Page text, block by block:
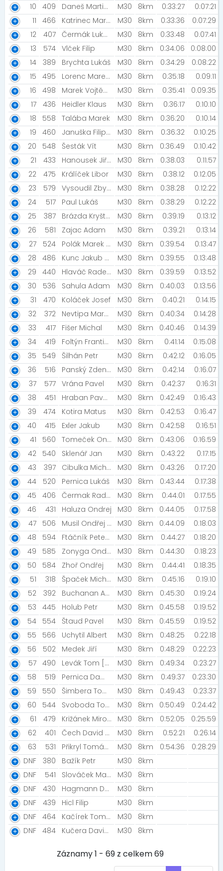
10
409 Daneš Martin [Rozběháme Břeclav] M30 8km 0:33:27
0:07:21
11
466 Katrinec Marek M30 8km 0:33:36
0:07:29
12
407 Čermák Lukáš [NN2024] M30 8km 0:33:48
0:07:41
13
574 Vlček Filip M30 8km 0:34:06
0:08:00
14
389 Brychta Lukáš M30 8km 0:34:29
0:08:22
15
495 Lorenc Marek [Šneci v běhu] M30 8km 0:35:18
0:09:11
16
498 Marek Vojtěch [NN2023] M30 8km 0:35:41
0:09:35
17
436 Heidler Klaus M30 8km 0:36:17
0:10:10
18
558 Talába Marek M30 8km 0:36:20
0:10:14
19
460 Januška Filip [Rozběháme Břeclav ] M30 8km 0:36:32
0:10:25
20
548 Šesták Vít M30 8km 0:36:49
0:10:42
21
433 Hanousek Jiří [Road racing Podorlicko] M30 8km 0:38:03
0:11:57
22
475 Králíček Libor M30 8km 0:38:12
0:12:05
23
579 Vysoudil Zbyněk M30 8km 0:38:28
0:12:22
24
517 Paul Lukáš M30 8km 0:38:29
0:12:22
25
387 Brázda Kryštof [Rozbehamebrno ] M30 8km 0:39:19
0:13:12
26
581 Zajac Adam M30 8km 0:39:21
0:13:14
27
524 Polák Marek [Kajesy] M30 8km 0:39:54
0:13:47
28
486 Kunc Jakub [FC Barcelona] M30 8km 0:39:55
0:13:48
29
440 Hlaváč Radek [Kyjov ] M30 8km 0:39:59
0:13:52
30
536 Sahula Adam M30 8km 0:40:03
0:13:56
31
470 Koláček Josef M30 8km 0:40:21
0:14:15
32
372 Nevtipa Marek [Spašené Veverky] M30 8km 0:40:34
0:14:28
33
417 Fišer Michal M30 8km 0:40:46
0:14:39
34
419 Foltýn František M30 8km 0:41:14
0:15:08
35
549 Šilhán Petr M30 8km 0:42:12
0:16:05
36
516 Panský Zdeněk [Prostě běž!] M30 8km 0:42:14
0:16:07
37
577 Vrána Pavel M30 8km 0:42:37
0:16:31
38
451 Hraban Pavel [Hodor] M30 8km 0:42:49
0:16:43
39
474 Kotira Matus M30 8km 0:42:53
0:16:47
40
415 Exler Jakub M30 8km 0:42:58
0:16:51
41
560 Tomeček Ondřej [babráci] M30 8km 0:43:06
0:16:59
42
540 Sklenář Jan M30 8km 0:43:22
0:17:15
43
397 Cibulka Michal M30 8km 0:43:26
0:17:20
44
520 Pernica Lukáš M30 8km 0:43:44
0:17:38
45
406 Čermak Radim M30 8km 0:44:01
0:17:55
46
431 Haluza Ondrej M30 8km 0:44:05
0:17:58
47
506 Musil Ondřej [AK Bastr Atlets] M30 8km 0:44:09
0:18:03
48
594 Ftáčník Peter [JASTRABANI] M30 8km 0:44:27
0:18:20
49
585 Zonyga Ondřej [TJ Věchnov] M30 8km 0:44:30
0:18:23
50
584 Zhoř Ondřej M30 8km 0:44:41
0:18:35
51
318 Špaček Michal [JASTRABANIA] M30 8km 0:45:16
0:19:10
52
392 Buchanan Andrew M30 8km 0:45:30
0:19:24
53
445 Holub Petr M30 8km 0:45:58
0:19:52
54
554 Štaud Pavel M30 8km 0:45:59
0:19:52
55
566 Uchytil Albert M30 8km 0:48:25
0:22:18
56
502 Medek Jiří M30 8km 0:48:29
0:22:23
57 490 Levák Tom [Rozběháme Břeclav] M30 8km 0:49:34
0:23:27
58
519 Pernica Damián M30 8km 0:49:37
0:23:30
59
550 Šimbera Tomáš [EXTRA Brno] M30 8km 0:49:43
0:23:37
60
544 Svoboda Tomáš [TOPWET RUNNING TEAM] M30 8km 0:50:49
0:24:42
61
479 Križánek Miroslav M30 8km 0:52:05
0:25:59
62
401 Čech David [TOPWET RUNNING TEAM] M30 8km 0:52:21
0:26:14
63
531 Přikryl Tomáš [Kajesy] M30 8km 0:54:36
0:28:29
DNF
380 Bažík Petr M30
8km
DNF
541 Slováček Martin M30
8km
DNF
430 Hagmann Daniel M30
8km
DNF
439 Hicl Filip M30
8km
DNF 464 Kačírek Tomáš M30
8km
DNF 484 Kučera David [ZFP2023] M30 8km
Záznamy 1 - 69 z celkem 69